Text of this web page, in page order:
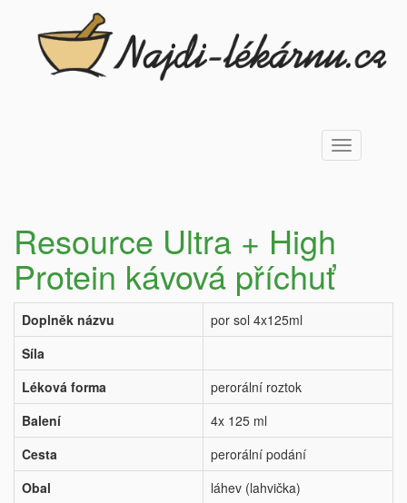
Toggle
navigation
Resource Ultra + High
Protein kávová příchuť
Doplněk názvu
por sol 4x125ml
Síla
Léková forma
perorální roztok
Balení
4x 125 ml
Cesta
perorální podání
Obal
láhev (lahvička)